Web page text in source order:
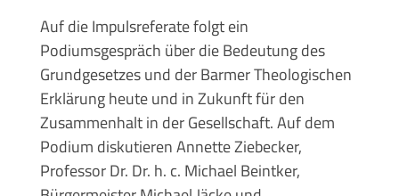
Auf die Impulsreferate folgt ein
Podiumsgespräch über die Bedeutung des
Grundgesetzes und der Barmer Theologischen
Erklärung heute und in Zukunft für den
Zusammenhalt in der Gesellschaft. Auf dem
Podium diskutieren Annette Ziebecker,
Professor Dr. Dr. h. c. Michael Beintker,